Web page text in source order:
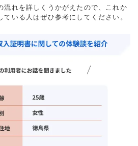
流れを詳しくうかがえたので、これか
ている人はぜひ参考にしてください。